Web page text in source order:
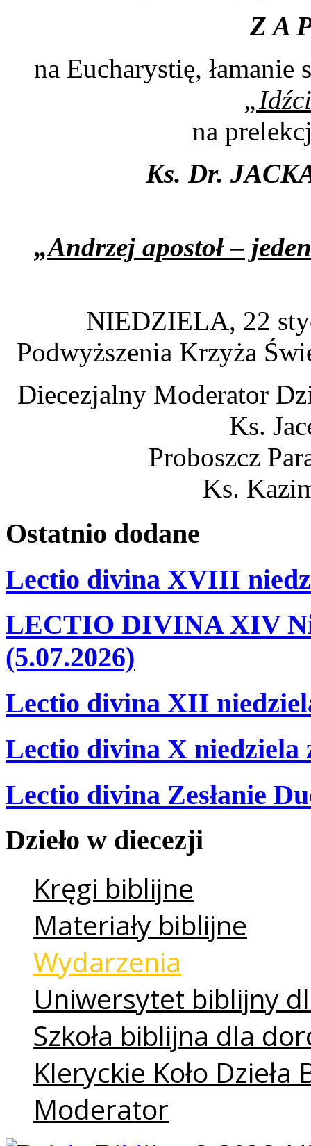
Z A
na Eucharystię, łamanie
na
Ks. Dr.
„Andrzej apostoł –
NIEDZIELA, 22
Podwyższenia Krzyża
Diecezjalny Moderator
Ks.
Proboszcz
Ks.
Ostatnio dodane
Lectio divina XVIII
LECTIO DIVINA XIV
(5.07.2026)
Lectio divina XII
Lectio divina X niedziela
Lectio divina Zesłanie
Dzieło w diecezji
Kręgi biblijne
Materiały biblijne
Wydarzenia
Uniwersytet biblijny
Szkoła biblijna dla
Kleryckie Koło
Moderator